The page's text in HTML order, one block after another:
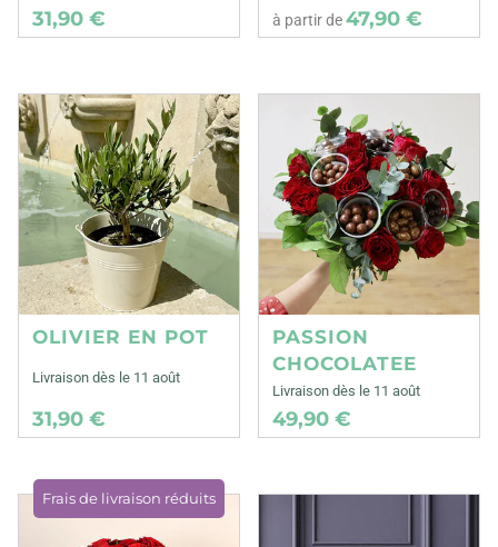
31,90 € à partir de47,90 €
OLIVIER EN POT
Livraison dès le 11 août
31,90 €
PASSION
CHOCOLATEE
Livraison dès le 11 août
49,90 €
Frais de livraison réduits